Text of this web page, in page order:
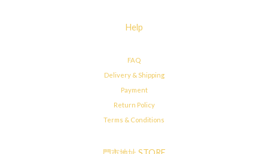
Help
FAQ
Delivery & Shipping
Payment
Return Policy
Terms & Conditions